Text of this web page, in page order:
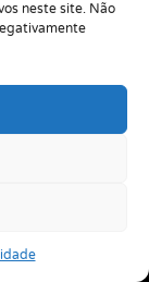
neste site. Não